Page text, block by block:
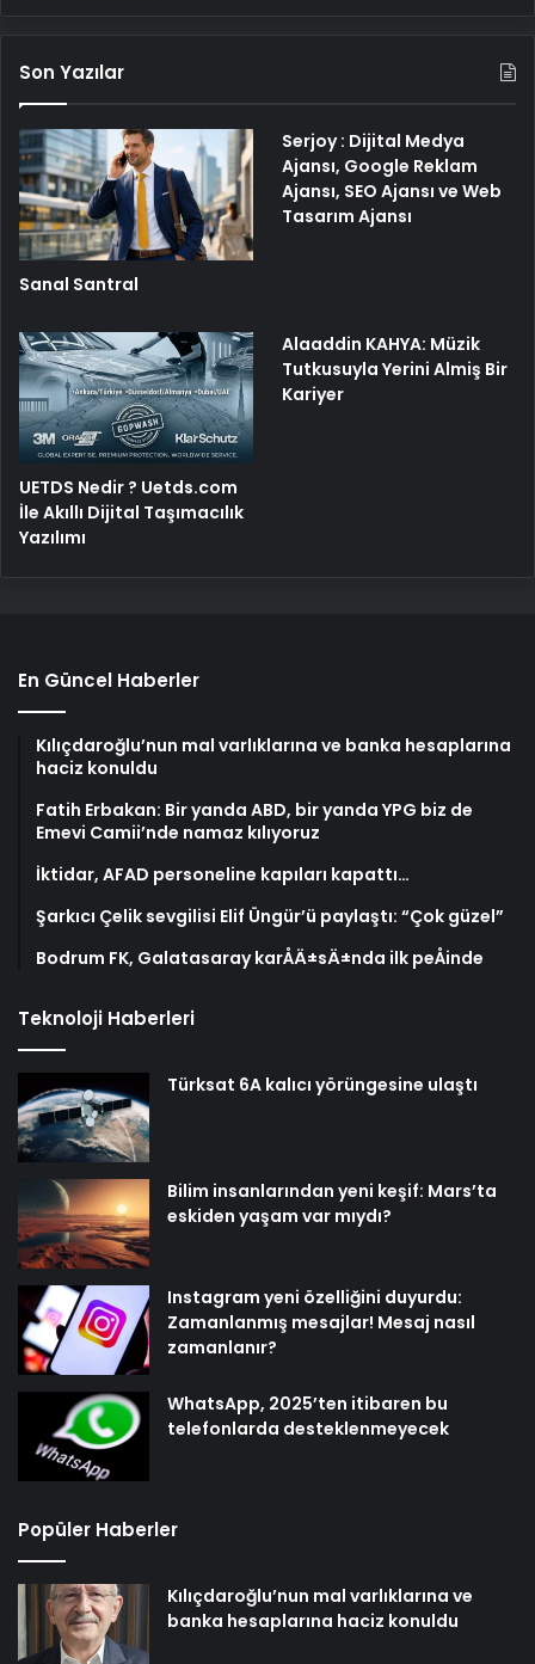
Son Yazılar
Sanal Santral
Serjoy : Dijital Medya
Ajansı, Google Reklam
Ajansı, SEO Ajansı ve Web
Tasarım Ajansı
UETDS Nedir ? Uetds.com
İle Akıllı Dijital Taşımacılık
Yazılımı
Alaaddin KAHYA: Müzik
Tutkusuyla Yerini Almiş Bir
Kariyer
En Güncel Haberler
Kılıçdaroğlu’nun mal varlıklarına ve banka hesaplarına
haciz konuldu
Fatih Erbakan: Bir yanda ABD, bir yanda YPG biz de
Emevi Camii’nde namaz kılıyoruz
İktidar, AFAD personeline kapıları kapattı…
Şarkıcı Çelik sevgilisi Elif Üngür’ü paylaştı: “Çok güzel”
Bodrum FK, Galatasaray karÅÄ±sÄ±nda ilk peÅinde
Teknoloji Haberleri
Türksat 6A kalıcı yörüngesine ulaştı
Bilim insanlarından yeni keşif: Mars’ta
eskiden yaşam var mıydı?
Instagram yeni özelliğini duyurdu:
Zamanlanmış mesajlar! Mesaj nasıl
zamanlanır?
WhatsApp, 2025’ten itibaren bu
telefonlarda desteklenmeyecek
Popüler Haberler
Kılıçdaroğlu’nun mal varlıklarına ve
banka hesaplarına haciz konuldu